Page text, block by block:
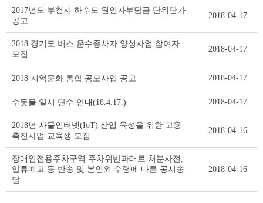
2017년도 부천시 하수도 원인자부담금 단위단가
공고
2018-04-17
2018 경기도 버스 운수종사자 양성사업 참여자
모집
2018-04-17
2018 지역문화 통합 공모사업 공고 2018-04-17
수돗물 일시 단수 안내(18.4.17.) 2018-04-17
2018년 사물인터넷(IoT) 산업 육성을 위한 고용
촉진사업 교육생 모집
2018-04-16
장애인전용주차구역 주차위반과태료 처분사전,
압류예고 등 반송 및 본인외 수령에 따른 공시송
달
2018-04-16